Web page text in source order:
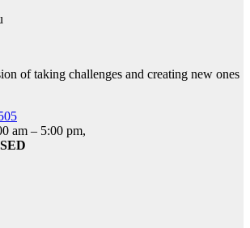
of taking challenges and creating new ones
am – 5:00 pm,